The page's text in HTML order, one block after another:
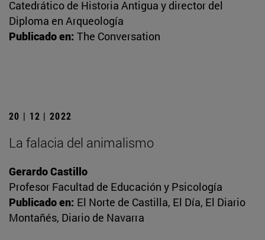
Catedrático de Historia Antigua y director del
Diploma en Arqueología
Publicado en: The Conversation
20 | 12 | 2022
La falacia del animalismo
Gerardo Castillo
Profesor Facultad de Educación y Psicología
Publicado en: El Norte de Castilla, El Día, El Diario
Montañés, Diario de Navarra